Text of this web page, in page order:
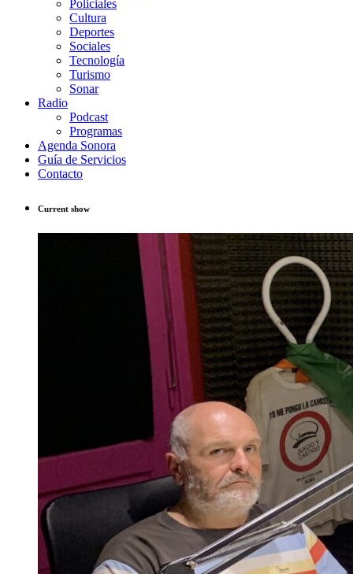
Policiales
Cultura
Deportes
Sociales
Tecnología
Turismo
Sonar
Radio
Podcast
Programas
Agenda Sonora
Guía de Servicios
Contacto
Current show